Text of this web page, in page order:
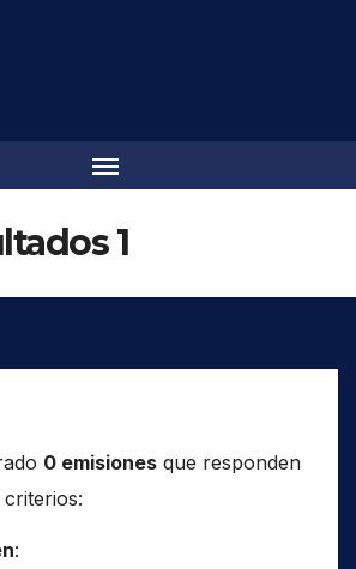
1
0 emisiones que responden
: